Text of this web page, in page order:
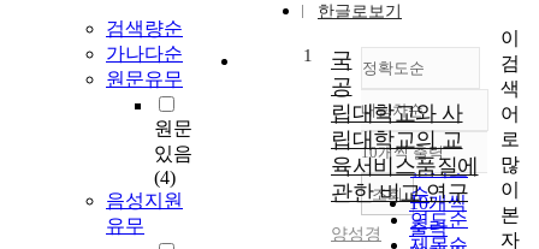
검색량순
가나다순
원문유무
원문
있음
(4)
음성지원
유무
한글로보기
정확도순
정확도
순
인기도
순
연도순
내림차순
내림차순
10개씩 출력
10개씩
출력
조회
1
국
공
립대학교와 사
립대학교의 교
육서비스품질에
관한 비교 연구
양성경
이
검
색
어
로
많
이
본
자